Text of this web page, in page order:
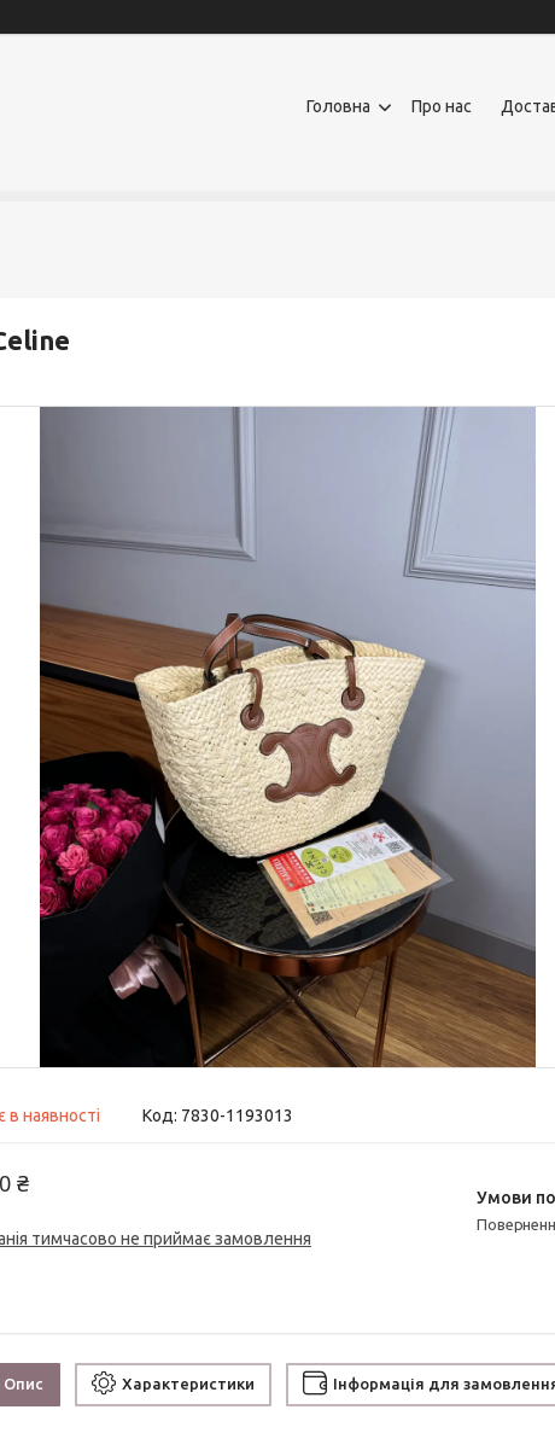
Головна Про нас
в наявності Код: 7830-1193013
₴
тимчасово не приймає замовлення
Опис Характеристики Інформація для